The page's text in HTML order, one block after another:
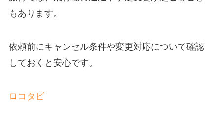
もあります。
依頼前にキャンセル条件や変更対応について確認
しておくと安心です。
ロコタビ